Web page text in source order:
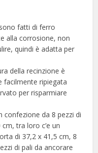
fatti di ferro
alla corrosione, non
quindi è adatta per
della recinzione è
facilmente ripiegata
per risparmiare
confezione da 8 pezzi di
tra loro c’e un
di 37,2 x 41,5 cm, 8
di pali da ancorare